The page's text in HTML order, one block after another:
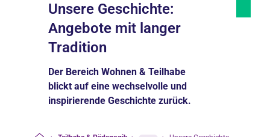
Unsere Geschichte:
Angebote mit langer
Tradition
Der Bereich Wohnen & Teilhabe
blickt auf eine wechselvolle und
inspirierende Geschichte zurück.